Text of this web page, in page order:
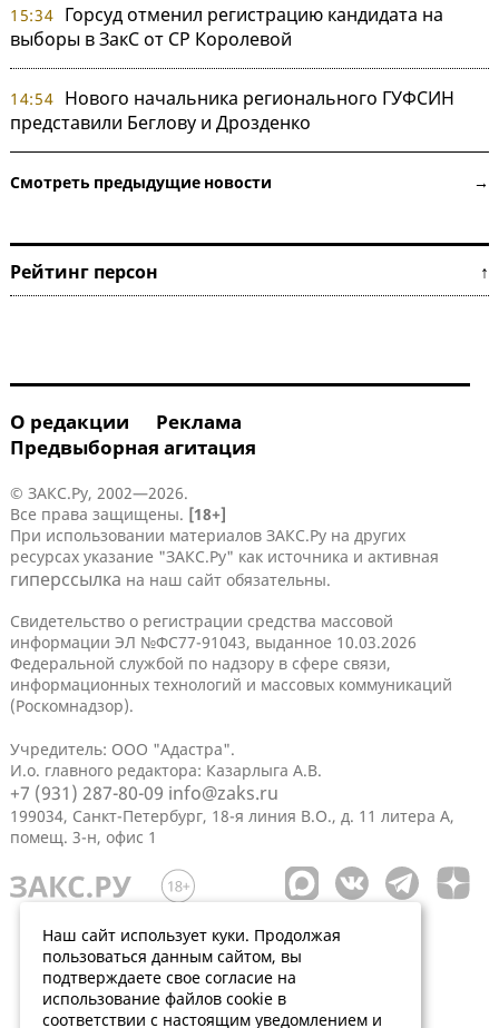
15:34 Горсуд отменил регистрацию кандидата на
выборы в ЗакС от СР Королевой
14:54 Нового начальника регионального ГУФСИН
представили Беглову и Дрозденко
Смотреть предыдущие новости →
Рейтинг персон ↑
О редакции
Реклама
Предвыборная агитация
© ЗАКС.Ру, 2002—2026.
Все права защищены. [18+]
При использовании материалов ЗАКС.Ру на других
ресурсах указание "ЗАКС.Ру" как источника и активная
гиперссылка на наш сайт обязательны.
Свидетельство о регистрации средства массовой
информации ЭЛ №ФС77-91043, выданное 10.03.2026
Федеральной службой по надзору в сфере связи,
информационных технологий и массовых коммуникаций
(Роскомнадзор).
Учредитель: ООО "Адастра".
И.о. главного редактора: Казарлыга А.В.
+7 (931) 287-80-09 info@zaks.ru
199034, Санкт-Петербург, 18-я линия В.О., д. 11 литера А,
помещ. 3-н, офис 1
Наш сайт использует куки. Продолжая
пользоваться данным сайтом, вы
подтверждаете свое согласие на
использование файлов cookie в
соответствии с настоящим уведомлением и